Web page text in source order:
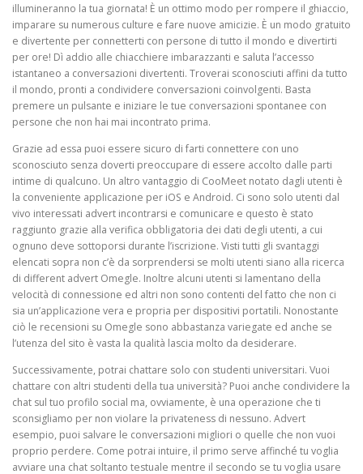
illumineranno la tua giornata! È un ottimo modo per rompere il ghiaccio,
imparare su numerous culture e fare nuove amicizie. È un modo gratuito
e divertente per connetterti con persone di tutto il mondo e divertirti
per ore! Dì addio alle chiacchiere imbarazzanti e saluta l’accesso
istantaneo a conversazioni divertenti. Troverai sconosciuti affini da tutto
il mondo, pronti a condividere conversazioni coinvolgenti. Basta
premere un pulsante e iniziare le tue conversazioni spontanee con
persone che non hai mai incontrato prima.
Grazie ad essa puoi essere sicuro di farti connettere con uno
sconosciuto senza doverti preoccupare di essere accolto dalle parti
intime di qualcuno. Un altro vantaggio di CooMeet notato dagli utenti è
la conveniente applicazione per iOS e Android. Ci sono solo utenti dal
vivo interessati advert incontrarsi e comunicare e questo è stato
raggiunto grazie alla verifica obbligatoria dei dati degli utenti, a cui
ognuno deve sottoporsi durante l’iscrizione. Visti tutti gli svantaggi
elencati sopra non c’è da sorprendersi se molti utenti siano alla ricerca
di different advert Omegle. Inoltre alcuni utenti si lamentano della
velocità di connessione ed altri non sono contenti del fatto che non ci
sia un’applicazione vera e propria per dispositivi portatili. Nonostante
ciò le recensioni su Omegle sono abbastanza variegate ed anche se
l’utenza del sito è vasta la qualità lascia molto da desiderare.
Successivamente, potrai chattare solo con studenti universitari. Vuoi
chattare con altri studenti della tua università? Puoi anche condividere la
chat sul tuo profilo social ma, ovviamente, è una operazione che ti
sconsigliamo per non violare la privateness di nessuno. Advert
esempio, puoi salvare le conversazioni migliori o quelle che non vuoi
proprio perdere. Come potrai intuire, il primo serve affinché tu voglia
avviare una chat soltanto testuale mentre il secondo se tu voglia usare